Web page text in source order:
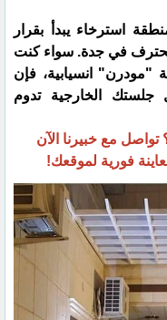
استرخاء يبدأ بقرار
في جدة. سواء كنت
انسيابية، فإن
جلستك الخارجية تدوم
مع خبيرنا الآن
فورية لموقعك!